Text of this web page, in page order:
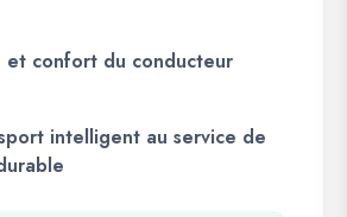
et confort du conducteur
intelligent au service de